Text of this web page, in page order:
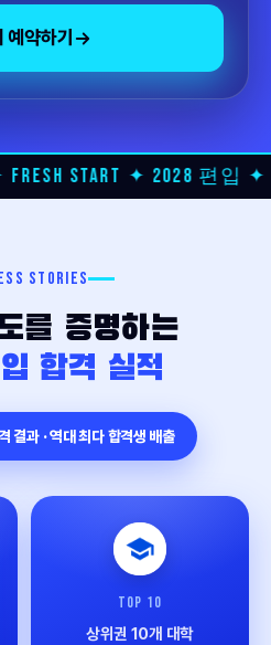
예약하기
✦ 2028 편입 ✦ 종로
STORIES
를 증명하는
합격 실적
결과 · 역대 최다 합격생 배출
TOP 10
상위권 10개 대학